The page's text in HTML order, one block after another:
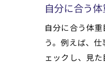
自分に合う
自分に合う体
う。例えば、
ェックし、見